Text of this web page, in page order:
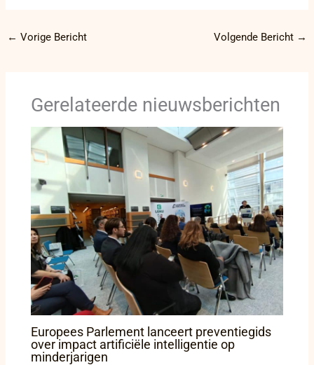
← Vorige Bericht Volgende Bericht →
Gerelateerde nieuwsberichten
Europees Parlement lanceert preventiegids
over impact artificiële intelligentie op
minderjarigen